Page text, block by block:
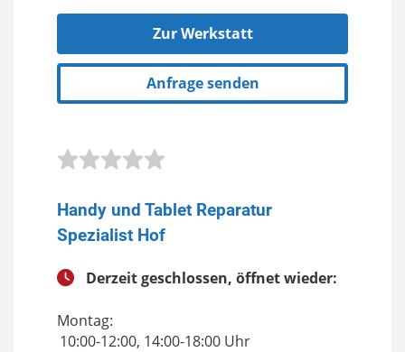
Zur Werkstatt
Anfrage senden
Handy und Tablet Reparatur
Spezialist Hof
Derzeit geschlossen, öffnet wieder:
Montag:
10:00-12:00, 14:00-18:00 Uhr